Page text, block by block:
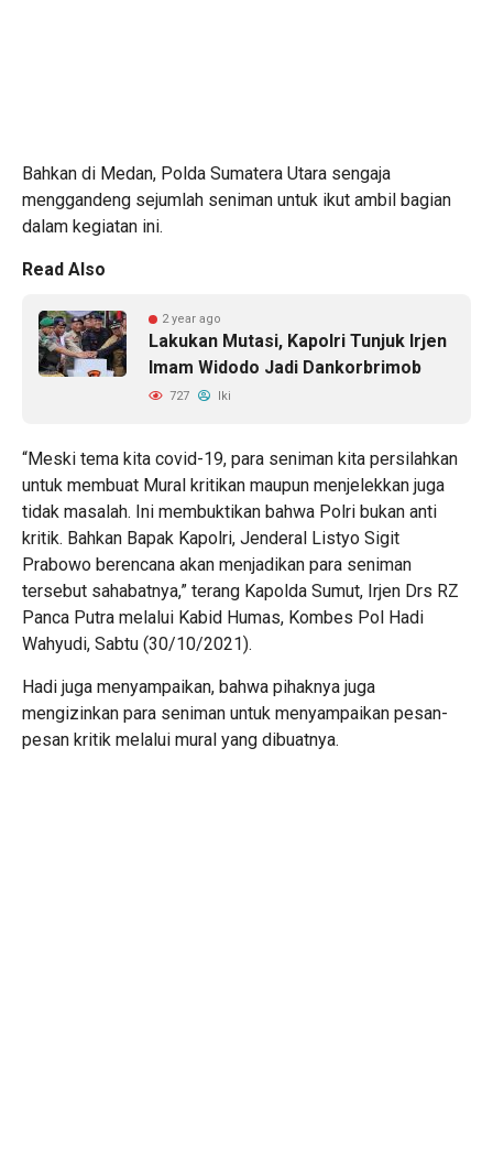
Bahkan di Medan, Polda Sumatera Utara sengaja
menggandeng sejumlah seniman untuk ikut ambil bagian
dalam kegiatan ini.
Read Also
2 year ago
Lakukan Mutasi, Kapolri Tunjuk Irjen
Imam Widodo Jadi Dankorbrimob
727 Iki
“Meski tema kita covid-19, para seniman kita persilahkan
untuk membuat Mural kritikan maupun menjelekkan juga
tidak masalah. Ini membuktikan bahwa Polri bukan anti
kritik. Bahkan Bapak Kapolri, Jenderal Listyo Sigit
Prabowo berencana akan menjadikan para seniman
tersebut sahabatnya,” terang Kapolda Sumut, Irjen Drs RZ
Panca Putra melalui Kabid Humas, Kombes Pol Hadi
Wahyudi, Sabtu (30/10/2021).
Hadi juga menyampaikan, bahwa pihaknya juga
mengizinkan para seniman untuk menyampaikan pesan-
pesan kritik melalui mural yang dibuatnya.